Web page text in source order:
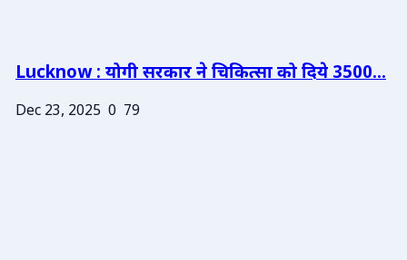
Lucknow : योगी सरकार ने चिकित्सा को दिये 3500...
Dec 23, 2025 0 79